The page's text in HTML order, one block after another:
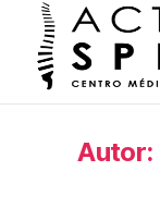
Autor: